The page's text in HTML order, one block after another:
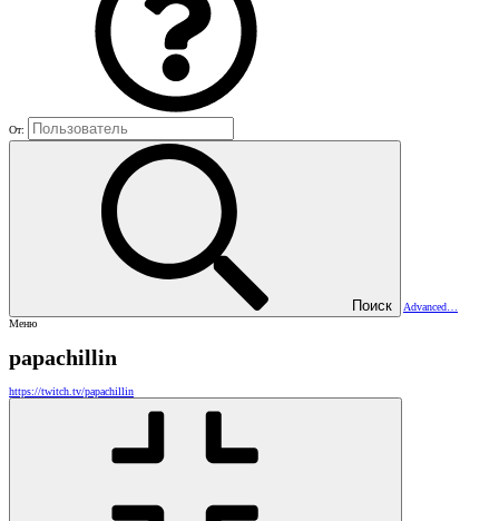
От:
Поиск
Advanced…
Меню
papachillin
https://twitch.tv/papachillin